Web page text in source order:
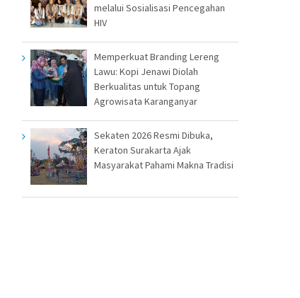
melalui Sosialisasi Pencegahan
HIV
Memperkuat Branding Lereng
Lawu: Kopi Jenawi Diolah
Berkualitas untuk Topang
Agrowisata Karanganyar
Sekaten 2026 Resmi Dibuka,
Keraton Surakarta Ajak
Masyarakat Pahami Makna Tradisi